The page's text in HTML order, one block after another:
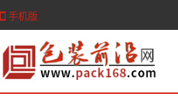
手机版